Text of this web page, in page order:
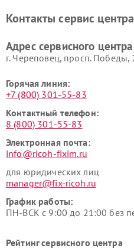
Контакты сервис центра
Адрес сервисного
г. Череповец, просп. Победы,
Горячая линия:
+7 (800) 301-55-83
Контактный телефон:
8 (800) 301-55-83
Электронная почта:
info@ricoh-fixim.ru
для юридических лиц
manager@fix-ricoh.ru
График работы:
ПН-ВСК с 9:00 до 21:00 без
Рейтинг сервисного центра